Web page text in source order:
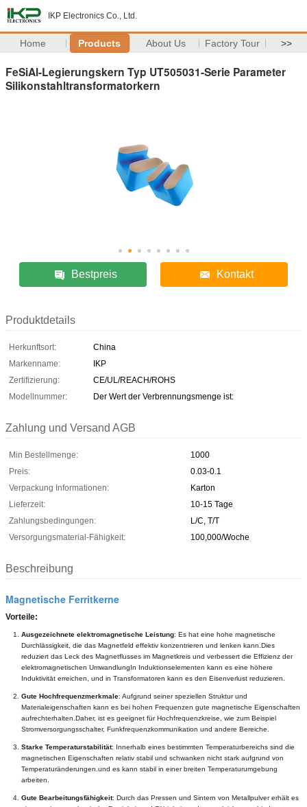
IKP Electronics Co., Ltd.
Home Products About Us Factory Tour >>
FeSiAl-Legierungskern Typ UT505031-Serie Parameter
Silikonstahltransformatorkern
Bestpreis Kontakt
Produktdetails
Herkunftsort:
China
Markenname:
IKP
Zertifizierung:
CE/UL/REACH/ROHS
Modellnummer:
Der Wert der Verbrennungsmenge ist:
Zahlung und Versand AGB
Min Bestellmenge:
1000
Preis:
0.03-0.1
Verpackung Informationen:
Karton
Lieferzeit:
10-15 Tage
Zahlungsbedingungen:
L/C, T/T
Versorgungsmaterial-Fähigkeit:
100,000/Woche
Beschreibung
Magnetische Ferritkerne
Vorteile:
Ausgezeichnete elektromagnetische Leistung: Es hat eine hohe magnetische
Durchlässigkeit, die das Magnetfeld effektiv konzentrieren und lenken kann.Dies
reduziert das Leck des Magnetflusses im Magnetkreis und verbessert die Effizienz der
elektromagnetischen UmwandlungIn Induktionselementen kann es eine höhere
Induktivität erreichen, und in Transformatoren kann es den Eisenverlust reduzieren.
Gute Hochfrequenzmerkmale: Aufgrund seiner speziellen Struktur und
Materialeigenschaften kann es bei hohen Frequenzen gute magnetische Eigenschaften
aufrechterhalten.Daher, ist es geeignet für Hochfrequenzkreise, wie zum Beispiel
Stromversorgungsschalter, Funkfrequenzkommunikation und andere Bereiche.
Starke Temperaturstabilität: Innerhalb eines bestimmten Temperaturbereichs sind die
magnetischen Eigenschaften relativ stabil und schwanken nicht stark aufgrund von
Temperaturänderungen.und es kann stabil in einer breiten Temperaturumgebung
arbeiten.
Gute Bearbeitungsfähigkeit: Durch das Pressen und Sintern von Metallpulver erhält es